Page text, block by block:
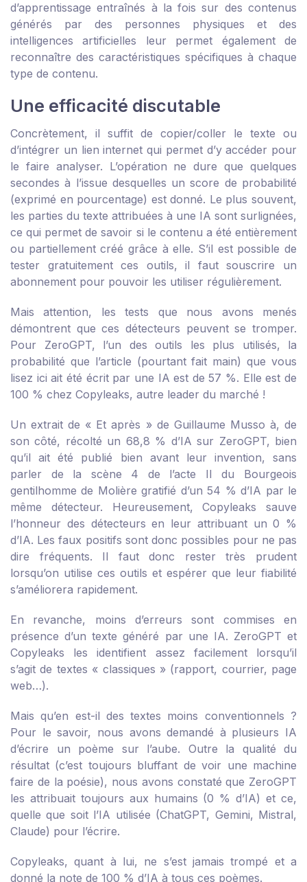
d’apprentissage entraînés à la fois sur des contenus
générés par des personnes physiques et des
intelligences artificielles leur permet également de
reconnaître des caractéristiques spécifiques à chaque
type de contenu.
Une efficacité discutable
Concrètement, il suffit de copier/coller le texte ou
d’intégrer un lien internet qui permet d’y accéder pour
le faire analyser. L’opération ne dure que quelques
secondes à l’issue desquelles un score de probabilité
(exprimé en pourcentage) est donné. Le plus souvent,
les parties du texte attribuées à une IA sont surlignées,
ce qui permet de savoir si le contenu a été entièrement
ou partiellement créé grâce à elle. S’il est possible de
tester gratuitement ces outils, il faut souscrire un
abonnement pour pouvoir les utiliser régulièrement.
Mais attention, les tests que nous avons menés
démontrent que ces détecteurs peuvent se tromper.
Pour ZeroGPT, l’un des outils les plus utilisés, la
probabilité que l’article (pourtant fait main) que vous
lisez ici ait été écrit par une IA est de 57 %. Elle est de
100 % chez Copyleaks, autre leader du marché !
Un extrait de « Et après » de Guillaume Musso à, de
son côté, récolté un 68,8 % d’IA sur ZeroGPT, bien
qu’il ait été publié bien avant leur invention, sans
parler de la scène 4 de l’acte II du Bourgeois
gentilhomme de Molière gratifié d’un 54 % d’IA par le
même détecteur. Heureusement, Copyleaks sauve
l’honneur des détecteurs en leur attribuant un 0 %
d’IA. Les faux positifs sont donc possibles pour ne pas
dire fréquents. Il faut donc rester très prudent
lorsqu’on utilise ces outils et espérer que leur fiabilité
s’améliorera rapidement.
En revanche, moins d’erreurs sont commises en
présence d’un texte généré par une IA. ZeroGPT et
Copyleaks les identifient assez facilement lorsqu’il
s’agit de textes « classiques » (rapport, courrier, page
web…).
Mais qu’en est-il des textes moins conventionnels ?
Pour le savoir, nous avons demandé à plusieurs IA
d’écrire un poème sur l’aube. Outre la qualité du
résultat (c’est toujours bluffant de voir une machine
faire de la poésie), nous avons constaté que ZeroGPT
les attribuait toujours aux humains (0 % d’IA) et ce,
quelle que soit l’IA utilisée (ChatGPT, Gemini, Mistral,
Claude) pour l’écrire.
Copyleaks, quant à lui, ne s’est jamais trompé et a
donné la note de 100 % d’IA à tous ces poèmes.